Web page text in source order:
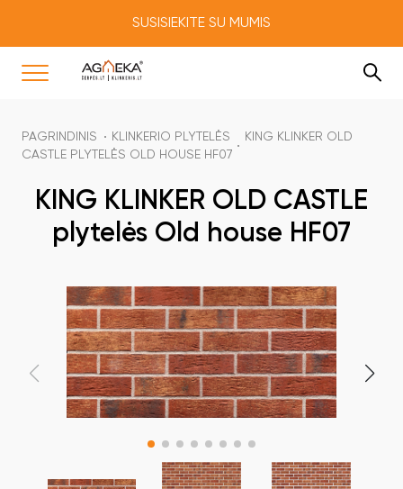
SUSISIEKITE SU MUMIS
PAGRINDINIS KLINKERIO PLYTELĖS
KING KLINKER OLD
CASTLE PLYTELĖS OLD HOUSE HF07
KING KLINKER OLD CASTLE
plytelės Old house HF07